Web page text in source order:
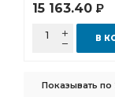
15 163.40 Р
В
Показывать по